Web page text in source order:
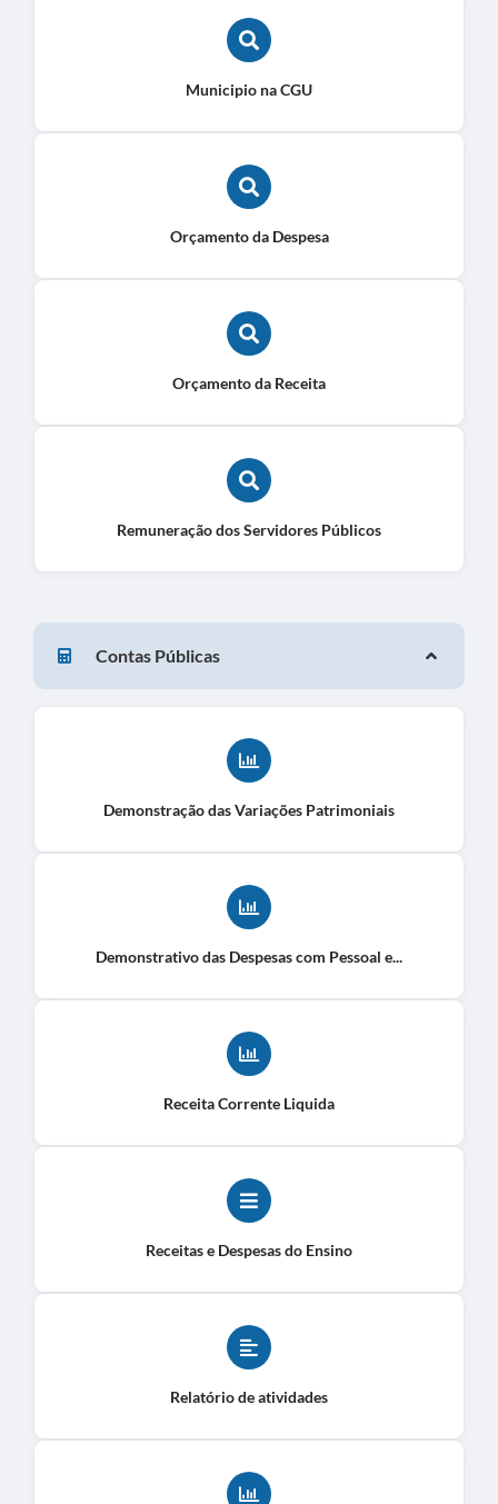
Municipio na CGU
Orçamento da Despesa
Orçamento da Receita
Remuneração dos Servidores Públicos
Contas Públicas
Demonstração das Variações Patrimoniais
Demonstrativo das Despesas com Pessoal e...
Receita Corrente Liquida
Receitas e Despesas do Ensino
Relatório de atividades